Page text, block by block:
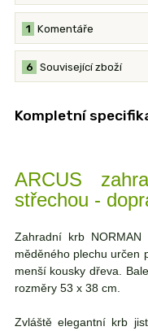
Komentáře
1
Související zboží
6
Kompletní
ARCUS
střechou -
Zahradní krb
měděného plechu určen
menší kousky dřeva.
rozměry 53 x 38 cm.
Zvláště elegantní krb